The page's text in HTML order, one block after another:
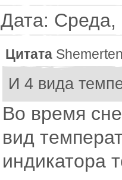
Дата:
Цитата
И 4 вида
Во время
вид
индикатора